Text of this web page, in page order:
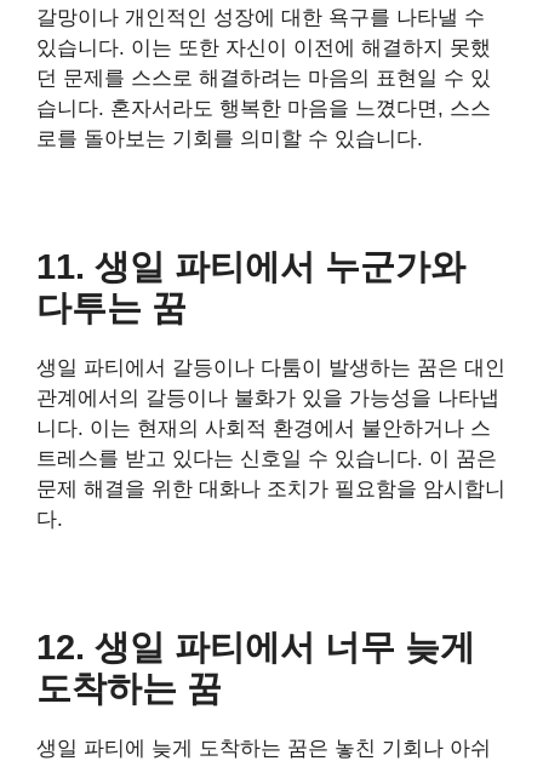
갈망이나 개인적인 성장에 대한 욕구를 나타낼 수
있습니다. 이는 또한 자신이 이전에 해결하지 못했
던 문제를 스스로 해결하려는 마음의 표현일 수 있
습니다. 혼자서라도 행복한 마음을 느꼈다면, 스스
로를 돌아보는 기회를 의미할 수 있습니다.
11. 생일 파티에서 누군가와
다투는 꿈
생일 파티에서 갈등이나 다툼이 발생하는 꿈은 대인
관계에서의 갈등이나 불화가 있을 가능성을 나타냅
니다. 이는 현재의 사회적 환경에서 불안하거나 스
트레스를 받고 있다는 신호일 수 있습니다. 이 꿈은
문제 해결을 위한 대화나 조치가 필요함을 암시합니
다.
12. 생일 파티에서 너무 늦게
도착하는 꿈
생일 파티에 늦게 도착하는 꿈은 놓친 기회나 아쉬